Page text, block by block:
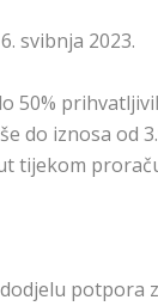
svibnja 2023.
50%
do iznosa od
tijekom
dodjelu potpora